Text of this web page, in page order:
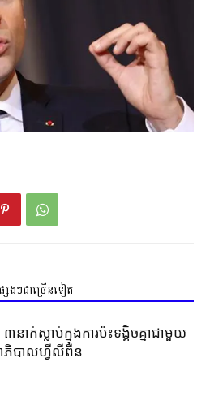
េងៗជាច្រើនទៀត
នាក់ស្លាប់ក្នុងការប៉ះទង្គិចគ្នាជាមួយ
ាភិបាលហ្វីលីពីន